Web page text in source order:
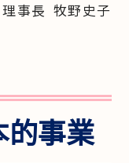
理事長 牧野史子
的事業